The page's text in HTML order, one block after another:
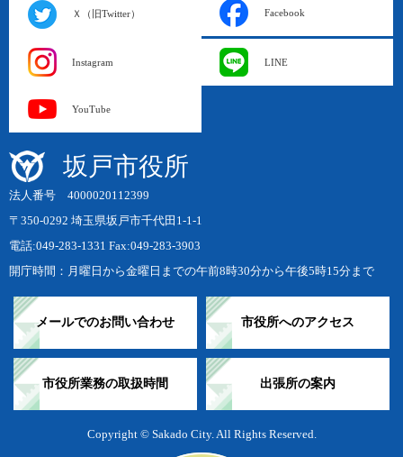
Ｘ（旧Twitter） Facebook
Instagram LINE
YouTube
坂戸市役所
法人番号 4000020112399
〒350-0292 埼玉県坂戸市千代田1-1-1
電話:049-283-1331 Fax:049-283-3903
開庁時間：月曜日から金曜日までの午前8時30分から午後5時15分まで
メールでのお問い合わせ 市役所へのアクセス
市役所業務の取扱時間 出張所の案内
Copyright © Sakado City. All Rights Reserved.